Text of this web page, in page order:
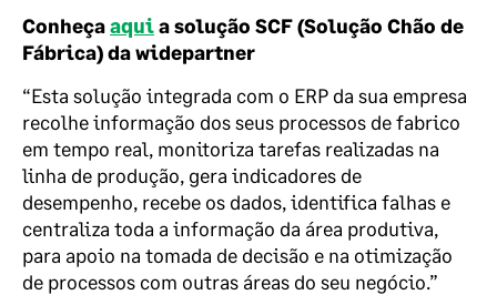
Conheçaaquia solução SCF (Solução Chão de
Fábrica) da widepartner
“Esta solução integrada com o ERP da sua empresa
recolhe informação dos seus processos de fabrico
em tempo real, monitoriza tarefas realizadas na
linha de produção, gera indicadores de
desempenho, recebe os dados, identifica falhas e
centraliza toda a informação da área produtiva,
para apoio na tomada de decisão e na otimização
de processos com outras áreas do seu negócio.”